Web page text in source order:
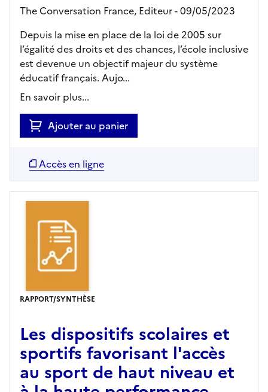
The Conversation France, Editeur- 09/05/2023
Depuis la mise en place de la loi de 2005 sur
l’égalité des droits et des chances, l’école inclusive
est devenue un objectif majeur du système
éducatif français. Aujo...
En savoir plus...
Ajouter au panier
Accès en ligne
RAPPORT/SYNTHÈSE
Les dispositifs scolaires et
sportifs favorisant l'accès
au sport de haut niveau et